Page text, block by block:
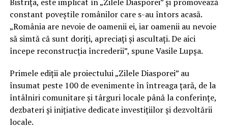
constant poveștile românilor care s-au întors acasă.
„România are nevoie de oamenii ei, iar oamenii au nevoie
să simtă că sunt doriți, apreciați și ascultați. De aici
începe reconstrucția încrederii”, spune Vasile Lupșa.
Primele ediții ale proiectului „Zilele Diasporei” au
însumat peste 100 de evenimente în întreaga țară, de la
întâlniri comunitare și târguri locale până la conferințe,
dezbateri și inițiative dedicate investițiilor și dezvoltării
locale.